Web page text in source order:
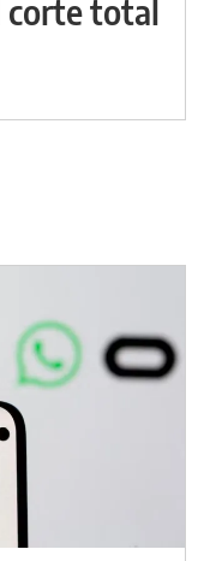
corte total